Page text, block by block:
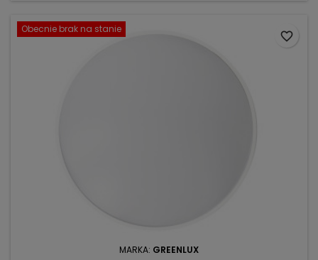
Obecnie brak na stanie
MARKA: GREENLUX
favorite_border